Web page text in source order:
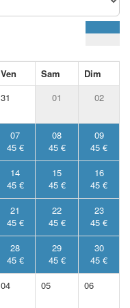
Ven Sam
Dim
31 01 02
07
45 €
08
45 €
09
45 €
14
45 €
15
45 €
16
45 €
21
45 €
22
45 €
23
45 €
28
45 €
29
45 €
30
45 €
04 05 06